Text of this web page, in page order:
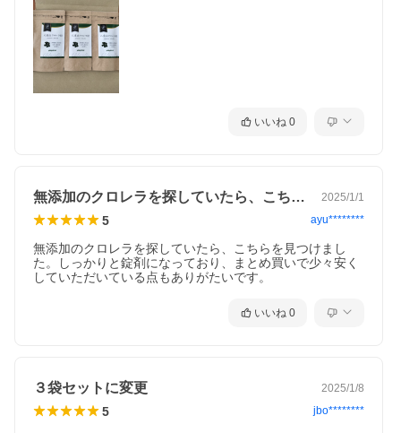
いいね 0
無添加のクロレラを探していたら、こちら… 2025/1/1
5 ayu********
無添加のクロレラを探していたら、こちらを見つけまし
た。しっかりと錠剤になっており、まとめ買いで少々安く
していただいている点もありがたいです。
いいね 0
３袋セットに変更 2025/1/8
5 jbo********